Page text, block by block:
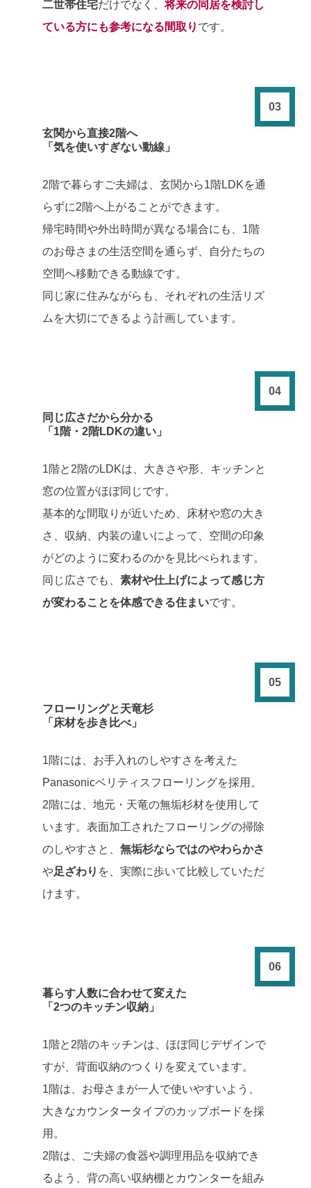
二世帯住宅だけでなく、将来の同居を検討し
ている方にも参考になる間取り です。
03
玄関から直接2階へ
「気を使いすぎない動線」
2階で暮らすご夫婦は、玄関から1階LDKを通
らずに2階へ上がることができます。
帰宅時間や外出時間が異なる場合にも、1階
のお母さまの生活空間を通らず、自分たちの
空間へ移動できる動線です。
同じ家に住みながらも、それぞれの生活リズ
ムを大切にできるよう計画しています。
04
同じ広さだから分かる
「1階・2階LDKの違い」
1階と2階のLDKは、大きさや形、キッチンと
窓の位置がほぼ同じです。
基本的な間取りが近いため、床材や窓の大き
さ、収納、内装の違いによって、空間の印象
がどのように変わるのかを見比べられます。
同じ広さでも、 素材や仕上げによって感じ方
が変わることを体感できる住まいです。
05
フローリングと天竜杉
「床材を歩き比べ」
1階には、お手入れのしやすさを考えた
Panasonicベリティスフローリングを採用。
2階には、地元・天竜の無垢杉材を使用して
います。表面加工されたフローリングの掃除
のしやすさと、 無垢杉ならではのやわらかさ
や足ざわり を、実際に歩いて比較していただ
けます。
06
暮らす人数に合わせて変えた
「2つのキッチン収納」
1階と2階のキッチンは、ほぼ同じデザインで
すが、背面収納のつくりを変えています。
1階は、お母さまが一人で使いやすいよう、
大きなカウンタータイプのカップボードを採
用。
2階は、ご夫婦の食器や調理用品を収納でき
るよう、背の高い収納棚とカウンターを組み